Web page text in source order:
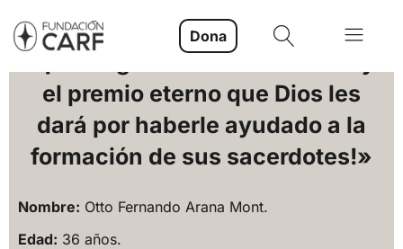
Dona
«¡Cuán grande será el abrazo y
el premio eterno que Dios les
dará por haberle ayudado a la
formación de sus sacerdotes!»
Nombre: Otto Fernando Arana Mont.
Edad: 36 años.